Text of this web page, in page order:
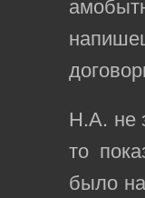
Н.А. не
то
было